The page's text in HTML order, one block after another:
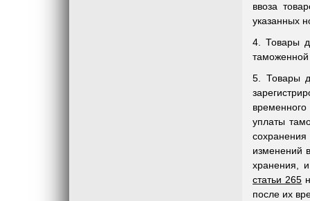
ввоза
указанных
4. Товары
5. Товары
уплаты
изменений
хранения,
статьи 265
после их